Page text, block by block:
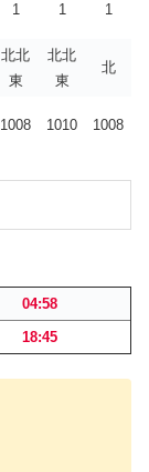
1 1 1
北北
東
北北
東
北
1008 1010 1008
04:58
18:45